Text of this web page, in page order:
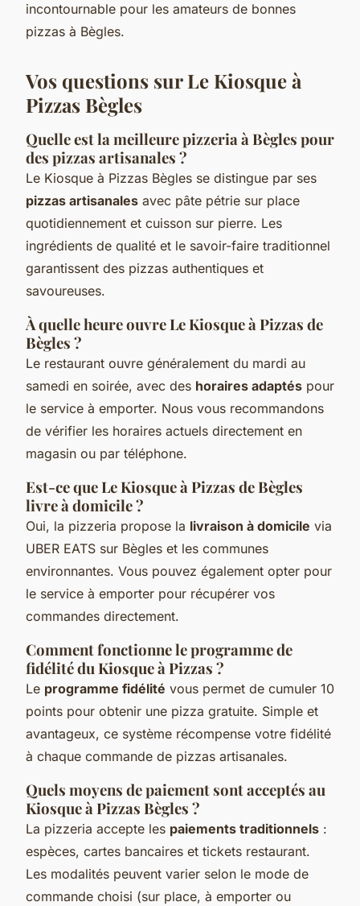
incontournable pour les amateurs de bonnes
pizzas à Bègles.
Vos questions sur Le Kiosque à
Pizzas Bègles
Quelle est la meilleure pizzeria à Bègles pour
des pizzas artisanales ?
Le Kiosque à Pizzas Bègles se distingue par ses
pizzas artisanales avec pâte pétrie sur place
quotidiennement et cuisson sur pierre. Les
ingrédients de qualité et le savoir-faire traditionnel
garantissent des pizzas authentiques et
savoureuses.
À quelle heure ouvre Le Kiosque à Pizzas de
Bègles ?
Le restaurant ouvre généralement du mardi au
samedi en soirée, avec des horaires adaptés pour
le service à emporter. Nous vous recommandons
de vérifier les horaires actuels directement en
magasin ou par téléphone.
Est-ce que Le Kiosque à Pizzas de Bègles
livre à domicile ?
Oui, la pizzeria propose la livraison à domicile via
UBER EATS sur Bègles et les communes
environnantes. Vous pouvez également opter pour
le service à emporter pour récupérer vos
commandes directement.
Comment fonctionne le programme de
fidélité du Kiosque à Pizzas ?
Le programme fidélité vous permet de cumuler 10
points pour obtenir une pizza gratuite. Simple et
avantageux, ce système récompense votre fidélité
à chaque commande de pizzas artisanales.
Quels moyens de paiement sont acceptés au
Kiosque à Pizzas Bègles ?
La pizzeria accepte les paiements traditionnels :
espèces, cartes bancaires et tickets restaurant.
Les modalités peuvent varier selon le mode de
commande choisi (sur place, à emporter ou